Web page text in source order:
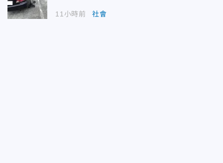
11小時前 社會